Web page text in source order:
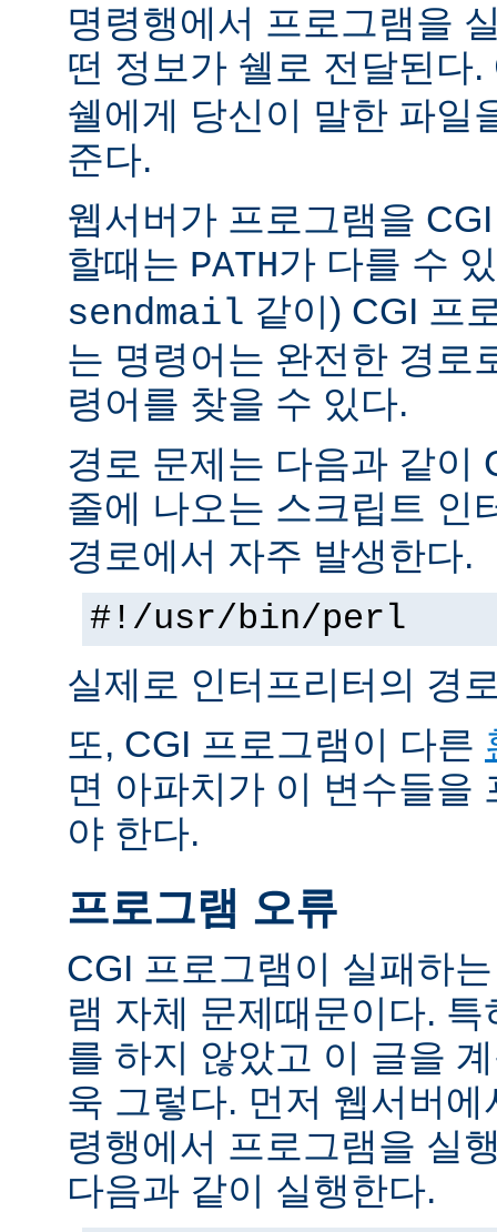
명령행에서 프로그램을
떤 정보가 쉘로 전달된다
쉘에게 당신이 말한 파일
준다.
웹서버가 프로그램을
할때는 PATH가 다를 수
sendmail 같이) CGI 프
는 명령어는 완전한 경로
령어를 찾을 수 있다.
경로 문제는 다음과 같이
줄에 나오는 스크립트 인
경로에서 자주 발생한다.
#!/usr/bin/perl
실제로 인터프리터의 경
또, CGI 프로그램이 다른
면 아파치가 이 변수들을
야 한다.
프로그램 오류
CGI 프로그램이 실패하
램 자체 문제때문이다.
를 하지 않았고 이 글을
욱 그렇다. 먼저 웹서버
령행에서 프로그램을 실
다음과 같이 실행한다.